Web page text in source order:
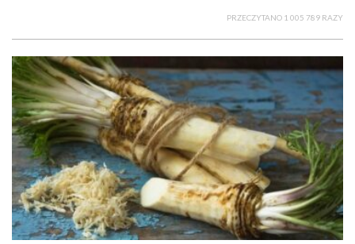
PRZECZYTANO 1 005 789 RAZY